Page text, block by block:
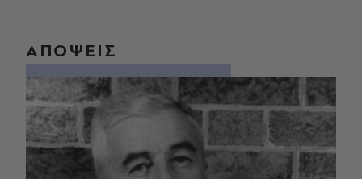
ΑΠΟΨΕΙΣ